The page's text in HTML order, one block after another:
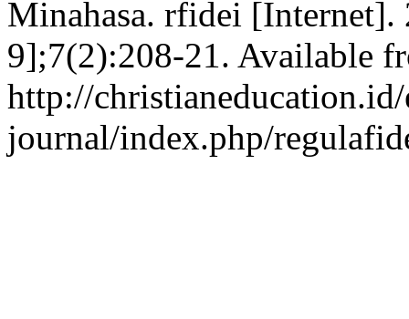
Minahasa. rfidei
9];7(2):208-21. Available
http://
journal/index.php/